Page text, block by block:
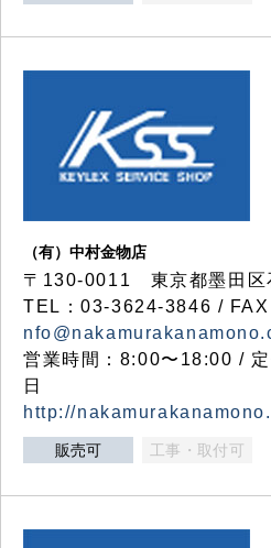
（有）中村金物店
〒130-0011 東京都墨田区
TEL：03-3624-3846 /
営業時間：8:00〜18:00 /
日
http://
販売可 工事・取付可